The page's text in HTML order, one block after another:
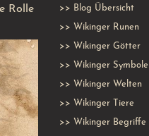
Rolle
>> Blog Übersicht
>> Wikinger Runen
>> Wikinger Götter
>> Wikinger Symbole
>> Wikinger Welten
>> Wikinger Tiere
>> Wikinger Begriffe